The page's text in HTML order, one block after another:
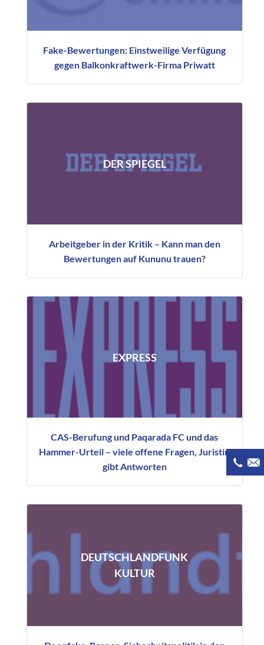
Fake-Bewertungen: Einstweilige Verfügung
gegen Balkonkraftwerk-Firma Priwatt
DER SPIEGEL
Arbeitgeber in der Kritik – Kann man den
Bewertungen auf Kununu trauen?
EXPRESS
CAS-Berufung und Paqarada FC und das
Hammer-Urteil – viele offene Fragen, Juristin
gibt Antworten
DEUTSCHLANDFUNK
KULTUR